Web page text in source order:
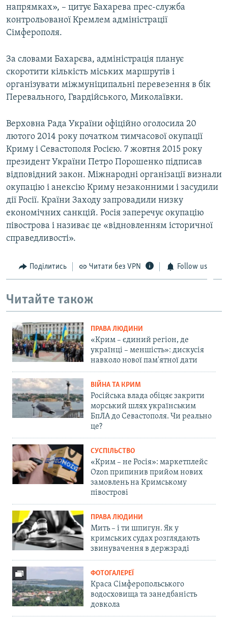
напрямках», – цитує Бахарева прес-служба
контрольованої Кремлем адміністрації
Сімферополя.
За словами Бахарєва, адміністрація планує
скоротити кількість міських маршрутів і
організувати міжмуніципальні перевезення в бік
Перевального, Гвардійського, Миколаївки.
Верховна Рада України офіційно оголосила 20
лютого 2014 року початком тимчасової окупації
Криму і Севастополя Росією. 7 жовтня 2015 року
президент України Петро Порошенко підписав
відповідний закон. Міжнародні організації визнали
окупацію і анексію Криму незаконними і засудили
дії Росії. Країни Заходу запровадили низку
економічних санкцій. Росія заперечує окупацію
півострова і називає це «відновленням історичної
справедливості».
Поділитись Читати без VPN Follow us
Читайте також
ПРАВА ЛЮДИНИ
«Крим – єдиний регіон, де
українці – меншість»: дискусія
навколо нової пам'ятної дати
ВІЙНА ТА КРИМ
Російська влада обіцяє закрити
морський шлях українським
БпЛА до Севастополя. Чи реально
це?
СУСПІЛЬСТВО
«Крим – не Росія»: маркетплейс
Ozon припинив прийом нових
замовлень на Кримському
півострові
ПРАВА ЛЮДИНИ
Мить – і ти шпигун. Як у
кримських судах розглядають
звинувачення в держзраді
ФОТОГАЛЕРЕЇ
Краса Сімферопольського
водосховища та занедбаність
довкола